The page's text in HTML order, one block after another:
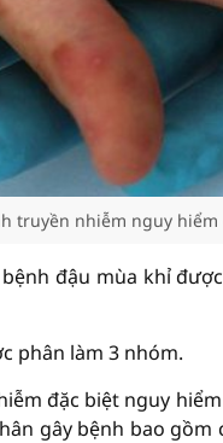
truyền nhiễm nguy
đậu mùa khỉ
phân làm 3 nhóm.
đặc biệt nguy
gây bệnh bao gồm